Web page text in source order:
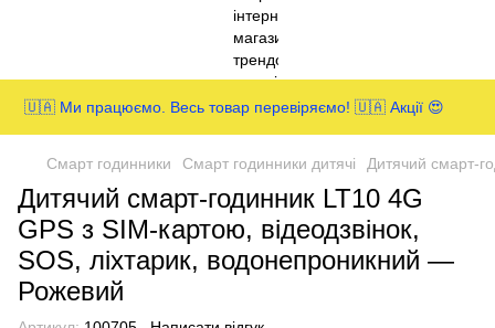
🇺🇦 Ми працюємо. Весь товар перевіряємо! 🇺🇦 Акції 😍
Смарт годинники Смарт годинники дитячі Дитячий смарт-
Дитячий смарт-годинник LT10 4G
GPS з SIM-картою, відеодзвінок,
SOS, ліхтарик, водонепроникний —
Рожевий